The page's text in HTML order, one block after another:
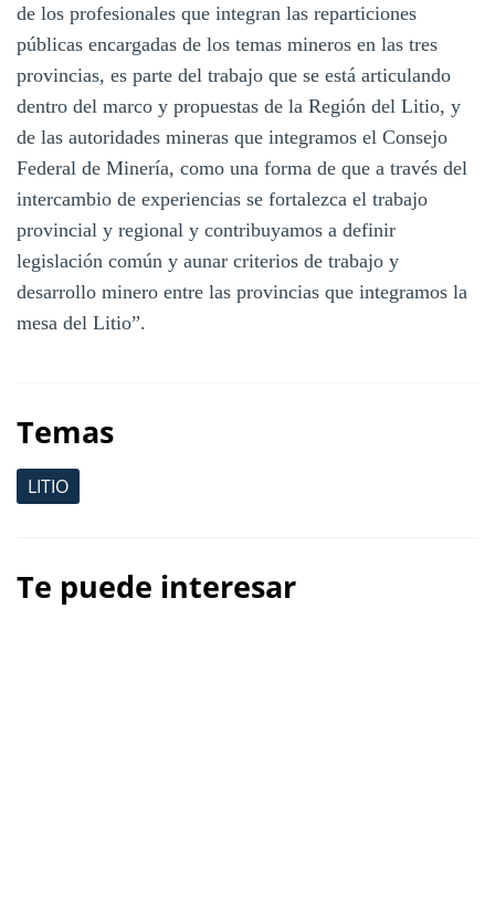
de los profesionales que integran las reparticiones
públicas encargadas de los temas mineros en las tres
provincias, es parte del trabajo que se está articulando
dentro del marco y propuestas de la Región del Litio, y
de las autoridades mineras que integramos el Consejo
Federal de Minería, como una forma de que a través del
intercambio de experiencias se fortalezca el trabajo
provincial y regional y contribuyamos a definir
legislación común y aunar criterios de trabajo y
desarrollo minero entre las provincias que integramos la
mesa del Litio”.
Temas
LITIO
Te puede interesar